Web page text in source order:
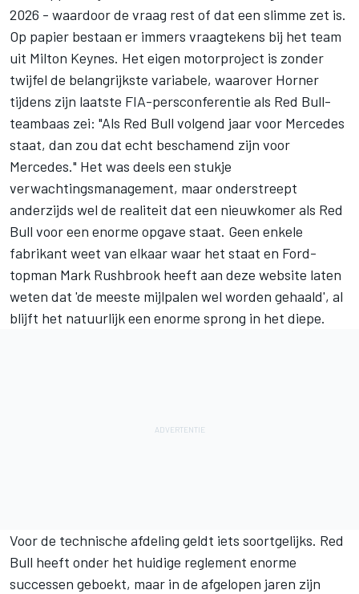
2026 - waardoor de vraag rest of dat een slimme zet is.
Op papier bestaan er immers vraagtekens bij het team
uit Milton Keynes. Het eigen motorproject is zonder
twijfel de belangrijkste variabele, waarover Horner
tijdens zijn laatste FIA-persconferentie als Red Bull-
teambaas zei: "Als Red Bull volgend jaar voor Mercedes
staat, dan zou dat echt beschamend zijn voor
Mercedes." Het was deels een stukje
verwachtingsmanagement, maar onderstreept
anderzijds wel de realiteit dat een nieuwkomer als Red
Bull voor een enorme opgave staat. Geen enkele
fabrikant weet van elkaar waar het staat en Ford-
topman Mark Rushbrook heeft aan deze website laten
weten dat 'de meeste mijlpalen wel worden gehaald', al
blijft het natuurlijk een enorme sprong in het diepe.
Voor de technische afdeling geldt iets soortgelijks. Red
Bull heeft onder het huidige reglement enorme
successen geboekt, maar in de afgelopen jaren zijn